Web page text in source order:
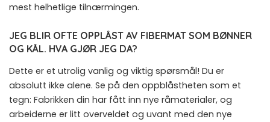
mest helhetlige tilnærmingen.
JEG BLIR OFTE OPPLÅST AV FIBERMAT SOM BØNNER
OG KÅL. HVA GJØR JEG DA?
Dette er et utrolig vanlig og viktig spørsmål! Du er
absolutt ikke alene. Se på den oppblåstheten som et
tegn: Fabrikken din har fått inn nye råmaterialer, og
arbeiderne er litt overveldet og uvant med den nye